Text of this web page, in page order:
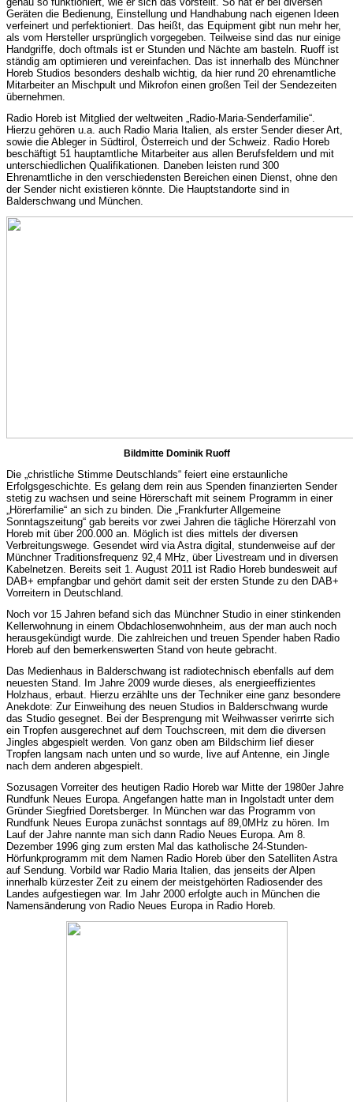
Geräten die Bedienung, Einstellung und Handhabung nach eigenen Ideen
verfeinert und perfektioniert. Das heißt, das Equipment gibt nun mehr her,
als vom Hersteller ursprünglich vorgegeben. Teilweise sind das nur einige
Handgriffe, doch oftmals ist er Stunden und Nächte am basteln. Ruoff ist
ständig am optimieren und vereinfachen. Das ist innerhalb des Münchner
Horeb Studios besonders deshalb wichtig, da hier rund 20 ehrenamtliche
Mitarbeiter an Mischpult und Mikrofon einen großen Teil der Sendezeiten
übernehmen.
Radio Horeb ist Mitglied der weltweiten „Radio-Maria-Senderfamilie“.
Hierzu gehören u.a. auch Radio Maria Italien, als erster Sender dieser Art,
sowie die Ableger in Südtirol, Österreich und der Schweiz. Radio Horeb
beschäftigt 51 hauptamtliche Mitarbeiter aus allen Berufsfeldern und mit
unterschiedlichen Qualifikationen. Daneben leisten rund 300
Ehrenamtliche in den verschiedensten Bereichen einen Dienst, ohne den
der Sender nicht existieren könnte. Die Hauptstandorte sind in
Balderschwang und München.
Bildmitte Dominik Ruoff
Die „christliche Stimme Deutschlands“ feiert eine erstaunliche
Erfolgsgeschichte. Es gelang dem rein aus Spenden finanzierten Sender
stetig zu wachsen und seine Hörerschaft mit seinem Programm in einer
„Hörerfamilie“ an sich zu binden. Die „Frankfurter Allgemeine
Sonntagszeitung“ gab bereits vor zwei Jahren die tägliche Hörerzahl von
Horeb mit über 200.000 an. Möglich ist dies mittels der diversen
Verbreitungswege. Gesendet wird via Astra digital, stundenweise auf der
Münchner Traditionsfrequenz 92,4 MHz, über Livestream und in diversen
Kabelnetzen. Bereits seit 1. August 2011 ist Radio Horeb bundesweit auf
DAB+ empfangbar und gehört damit seit der ersten Stunde zu den DAB+
Vorreitern in Deutschland.
Noch vor 15 Jahren befand sich das Münchner Studio in einer stinkenden
Kellerwohnung in einem Obdachlosenwohnheim, aus der man auch noch
herausgekündigt wurde. Die zahlreichen und treuen Spender haben Radio
Horeb auf den bemerkenswerten Stand von heute gebracht.
Das Medienhaus in Balderschwang ist radiotechnisch ebenfalls auf dem
neuesten Stand. Im Jahre 2009 wurde dieses, als energieeffizientes
Holzhaus, erbaut. Hierzu erzählte uns der Techniker eine ganz besondere
Anekdote: Zur Einweihung des neuen Studios in Balderschwang wurde
das Studio gesegnet. Bei der Besprengung mit Weihwasser verirrte sich
ein Tropfen ausgerechnet auf dem Touchscreen, mit dem die diversen
Jingles abgespielt werden. Von ganz oben am Bildschirm lief dieser
Tropfen langsam nach unten und so wurde, live auf Antenne, ein Jingle
nach dem anderen abgespielt.
Sozusagen Vorreiter des heutigen Radio Horeb war Mitte der 1980er Jahre
Rundfunk Neues Europa. Angefangen hatte man in Ingolstadt unter dem
Gründer Siegfried Doretsberger. In München war das Programm von
Rundfunk Neues Europa zunächst sonntags auf 89,0MHz zu hören. Im
Lauf der Jahre nannte man sich dann Radio Neues Europa. Am 8.
Dezember 1996 ging zum ersten Mal das katholische 24-Stunden-
Hörfunkprogramm mit dem Namen Radio Horeb über den Satelliten Astra
auf Sendung. Vorbild war Radio Maria Italien, das jenseits der Alpen
innerhalb kürzester Zeit zu einem der meistgehörten Radiosender des
Landes aufgestiegen war. Im Jahr 2000 erfolgte auch in München die
Namensänderung von Radio Neues Europa in Radio Horeb.